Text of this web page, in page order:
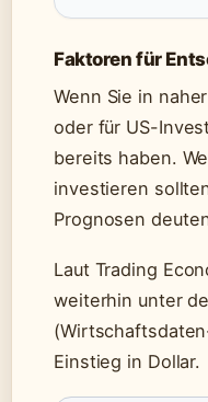
Faktoren für
Wenn Sie in
oder für US-
bereits haben.
investieren
Prognosen
Laut Trading
weiterhin unter
Einstieg in Dollar.